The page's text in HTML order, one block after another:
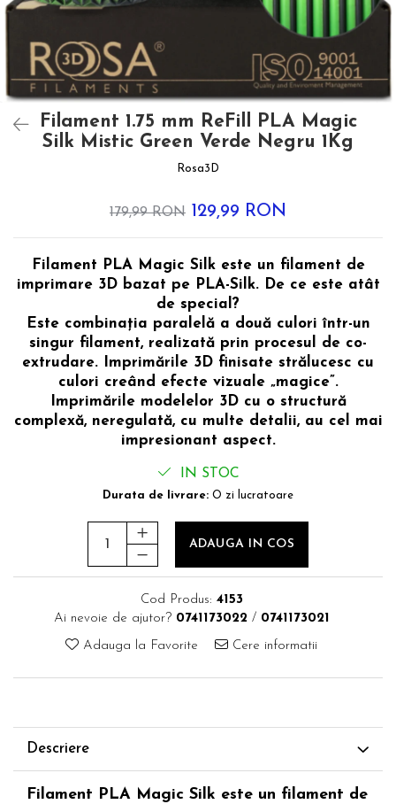
Filament 1.75 mm ReFill PLA Magic
Silk Mistic Green Verde Negru 1Kg
Rosa3D
179,99 RON 129,99 RON
Filament PLA Magic Silk este un filament de
imprimare 3D bazat pe PLA-Silk. De ce este atât
de special?
Este combinația paralelă a două culori într-un
singur filament, realizată prin procesul de co-
extrudare. Imprimările 3D finisate strălucesc cu
culori creând efecte vizuale „magice”.
Imprimările modelelor 3D cu o structură
complexă, neregulată, cu multe detalii, au cel mai
impresionant aspect.
IN STOC
Durata de livrare: O zi lucratoare
ADAUGA IN COS
Cod Produs: 4153
Ai nevoie de ajutor? 0741173022 / 0741173021
Adauga la Favorite Cere informatii
Descriere
Filament PLA Magic Silk este un filament de